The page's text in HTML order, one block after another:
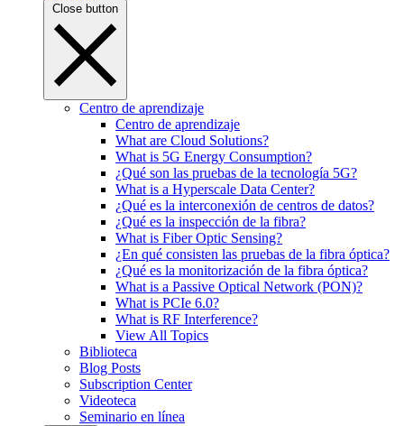
Close button
Centro de aprendizaje
Centro de aprendizaje
What are Cloud Solutions?
What is 5G Energy Consumption?
¿Qué son las pruebas de la tecnología 5G?
What is a Hyperscale Data Center?
¿Qué es la interconexión de centros de datos?
¿Qué es la inspección de la fibra?
What is Fiber Optic Sensing?
¿En qué consisten las pruebas de la fibra óptica?
¿Qué es la monitorización de la fibra óptica?
What is a Passive Optical Network (PON)?
What is PCIe 6.0?
What is RF Interference?
View All Topics
Biblioteca
Blog Posts
Subscription Center
Videoteca
Seminario en línea